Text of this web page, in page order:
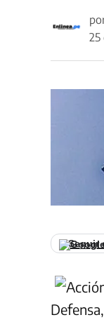
25
Seguir